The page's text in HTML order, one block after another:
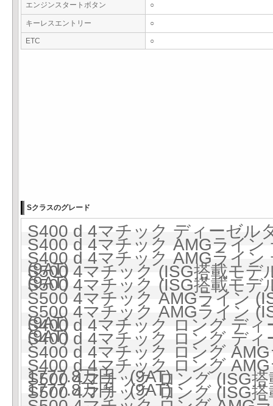
エンジンスタートボタン ○
キーレスエントリー ○
ETC ○
Sクラスのグレード
S400 d 4マチック ディーゼ
S400 d 4マチック AMGライ
(9AT)
S400 d 4マチック AMGライ
(9AT)
S500 4マチック (ISG搭載モ
S500 4マチック (ISG搭載モ
S500 4マチック AMGライン
(9AT)
S500 4マチック AMGライン
(9AT)
S400 d 4マチック ロング デ
S400 d 4マチック ロング デ
S400 d 4マチック ロング
1777.8万円 (9AT)
S400 d 4マチック ロング
1777.8万円 (9AT)
S500 4マチック ロング (ISG
S500 4マチック ロング (ISG